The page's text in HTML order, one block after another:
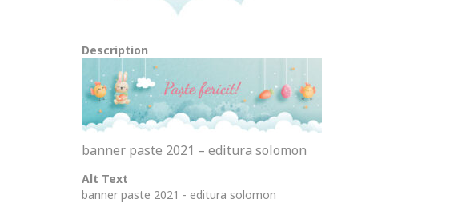
Description
banner paste 2021 – editura solomon
Alt Text
banner paste 2021 - editura solomon